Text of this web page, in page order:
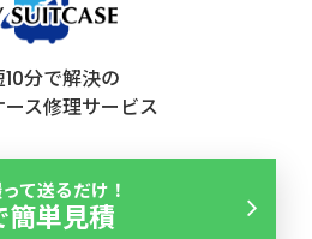
分で解決の
ス修理サービス
て送るだけ！
簡単見積